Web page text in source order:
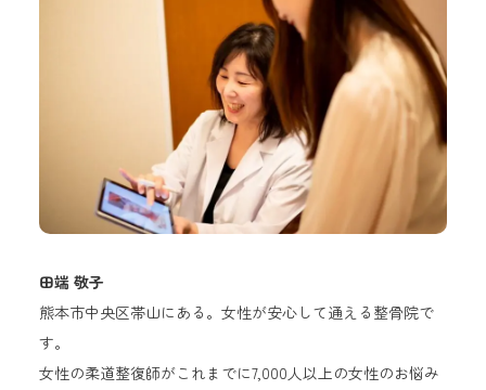
田端 敬子
熊本市中央区帯山にある。女性が安心して通える整骨院で
す。
女性の柔道整復師がこれまでに7,000人以上の女性のお悩み